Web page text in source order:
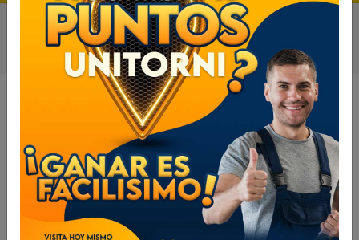
Herramientas Herramienta Manual Destornilladores
DESTORNILLADOR ESTRELLA DIELECTRICO SATA 1/4" X 4"
GL61213EM
DESTORNILLADOR ESTRELLA
DIELECTRICO SATA 1/4" X 4"
GL61213EM
DESCRIPCIÓN
UTH 63830071
DESTORNILLADOR ESTRELLA DIELECTRICO SATA